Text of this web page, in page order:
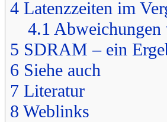
4 Latenzzeiten im
4.1
5 SDRAM – ein
6 Siehe auch
7 Literatur
8 Weblinks